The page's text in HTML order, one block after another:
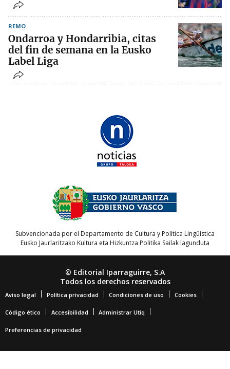
REMO
Ondarroa y Hondarribia, citas
del fin de semana en la Eusko
Label Liga
Subvencionada por el Departamento de Cultura y Política Lingüística
Eusko Jaurlaritzako Kultura eta Hizkuntza Politika Sailak lagunduta
© Editorial Iparraguirre, S.A
Todos los derechos reservados
Aviso legal Política privacidad Condiciones de uso Cookies
Código ético Accesibilidad Administrar Utiq
Preferencias de privacidad